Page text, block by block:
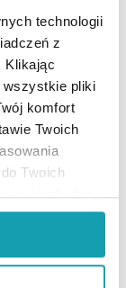
technologii
z
Klikając
wszystkie pliki
komfort
Twoich
Twoich
niezbędna
o tym jak
przekazywane